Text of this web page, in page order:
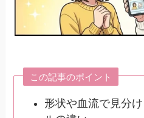
この記事のポイント
形状や血流で見分